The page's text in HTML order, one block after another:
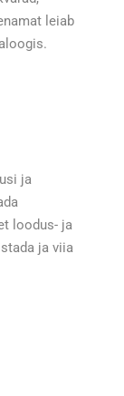
leiab
ja
loodus- ja
ja viia